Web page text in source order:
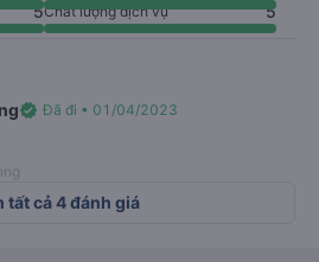
5Chất lượng dịch vụ 5
verified Đã đi • 01/04/2023
tất cả 4 đánh giá